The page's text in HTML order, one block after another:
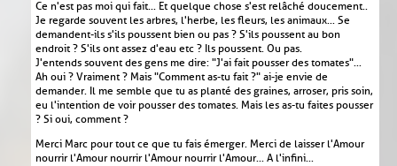
Ce n'est pas moi qui fait... Et quelque chose s'est relâché doucement..
Je regarde souvent les arbres, l'herbe, les fleurs, les animaux... Se
demandent-ils s'ils poussent bien ou pas ? S'ils poussent au bon
endroit ? S'ils ont assez d'eau etc ? Ils poussent. Ou pas.
J'entends souvent des gens me dire : "J'ai fait pousser des tomates"...
Ah oui ? Vraiment ? Mais "Comment as-tu fait ?" ai-je envie de
demander. Il me semble que tu as planté des graines, arroser, pris soin,
eu l'intention de voir pousser des tomates. Mais les as-tu faites pousser
? Si oui, comment ?
Merci Marc pour tout ce que tu fais émerger. Merci de laisser l'Amour
nourrir l'Amour nourrir l'Amour nourrir l'Amour... A l'infini...